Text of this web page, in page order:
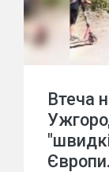
Втеча
Європи.